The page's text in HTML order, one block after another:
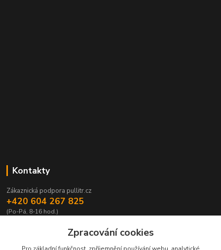
Kontakty
Zákaznická podpora pullitr.cz
+420 604 267 825
(Po-Pá, 8-16 hod.)
Zpracování cookies